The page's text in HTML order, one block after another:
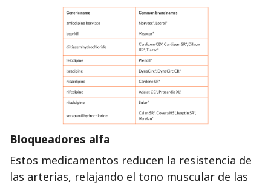
Bloqueadores alfa
Estos medicamentos reducen la resistencia de
las arterias, relajando el tono muscular de las